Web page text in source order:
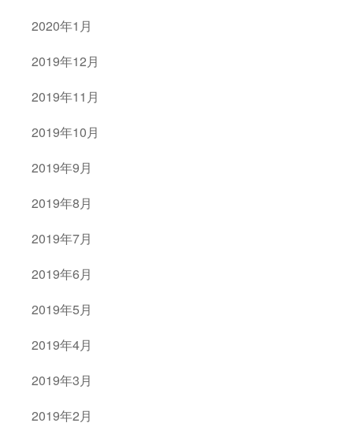
2020年1月
2019年12月
2019年11月
2019年10月
2019年9月
2019年8月
2019年7月
2019年6月
2019年5月
2019年4月
2019年3月
2019年2月